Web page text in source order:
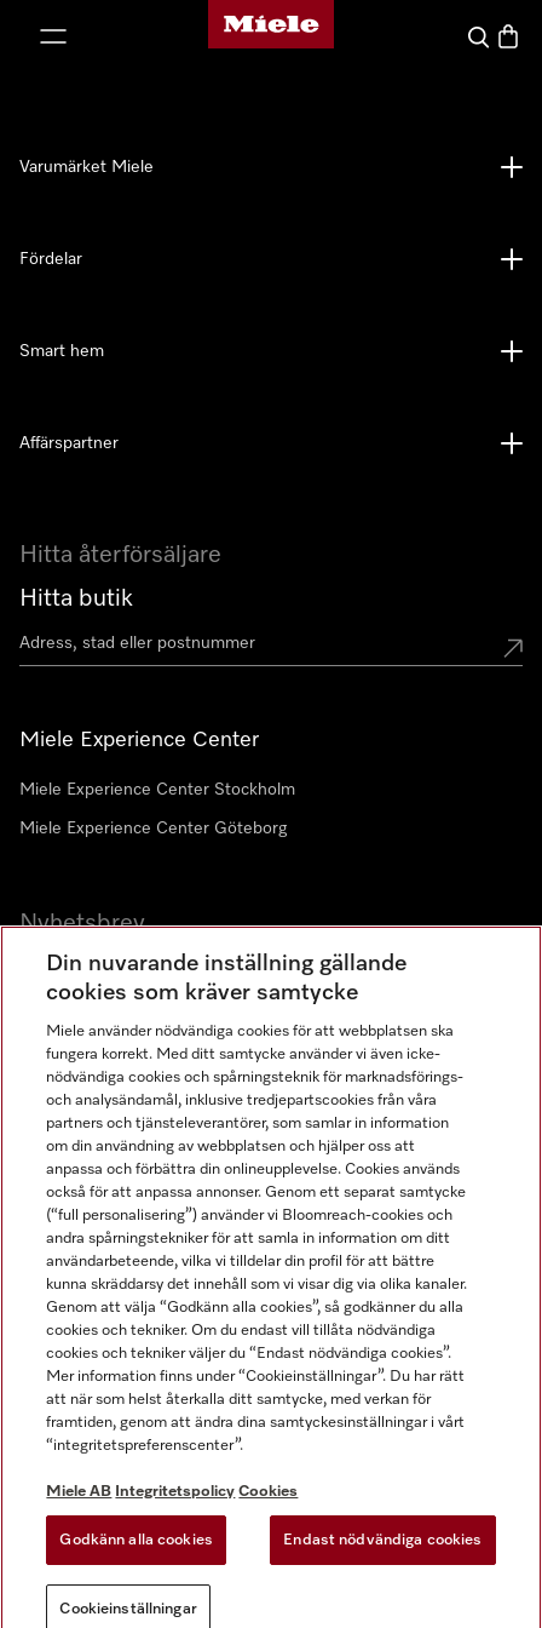
Mieles hemsida
Sök
Hitta återförsäljare
Hitta butik
Miele Experience Center
Miele Experience Center Stockholm
Miele Experience Center Göteborg
Nyhetsbrev
Gå med i vår gemenskap
Varumärket Miele
Fördelar
Smart hem
Affärspartner
Miele AB
Allmänna villkor
Användarvillkor
Miele tillgänglighetsförklaring
Lagen om digitala tjänster
Miele på LinkedIn
Miele på Facebook
Miele på Instagram
Miele på Youtube
Din nuvarande inställning gällande
cookies som kräver samtycke
Miele använder nödvändiga cookies för att webbplatsen ska
fungera korrekt. Med ditt samtycke använder vi även icke-
nödvändiga cookies och spårningsteknik för marknadsförings-
och analysändamål, inklusive tredjepartscookies från våra
partners och tjänsteleverantörer, som samlar in information
om din användning av webbplatsen och hjälper oss att
anpassa och förbättra din onlineupplevelse. Cookies används
också för att anpassa annonser. Genom ett separat samtycke
(“full personalisering”) använder vi Bloomreach-cookies och
andra spårningstekniker för att samla in information om ditt
användarbeteende, vilka vi tilldelar din profil för att bättre
kunna skräddarsy det innehåll som vi visar dig via olika kanaler.
Genom att välja “Godkänn alla cookies”, så godkänner du alla
cookies och tekniker. Om du endast vill tillåta nödvändiga
cookies och tekniker väljer du “Endast nödvändiga cookies”.
Mer information finns under “Cookieinställningar”. Du har rätt
att när som helst återkalla ditt samtycke, med verkan för
framtiden, genom att ändra dina samtyckesinställningar i vårt
“integritetspreferenscenter”.
Miele AB Integritetspolicy Cookies
Godkänn alla cookies Endast nödvändiga cookies
Cookieinställningar